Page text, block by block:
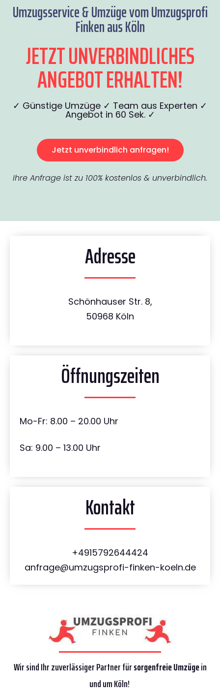
Umzugsservice & Umzüge vom Umzugsprofi
Finken aus Köln
JETZT UNVERBINDLICHES
ANGEBOT ERHALTEN!
✓ Günstige Umzüge ✓ Team aus Experten ✓
Angebot in 60 Sek. ✓
Jetzt unverbindlich anfragen!
Ihre Anfrage ist zu 100% kostenlos & unverbindlich.
Adresse
Schönhauser Str. 8,
50968 Köln
Öffnungszeiten
Mo-Fr: 8.00 – 20.00 Uhr
Sa: 9.00 – 13.00 Uhr
Kontakt
+4915792644424
anfrage@umzugsprofi-finken-koeln.de
Wir sind Ihr zuverlässiger Partner fürsorgenfreie Umzügein
und um Köln!